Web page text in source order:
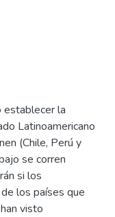
la
Latinoamericano
(Chile, Perú y
se corren
si los
los países que
visto